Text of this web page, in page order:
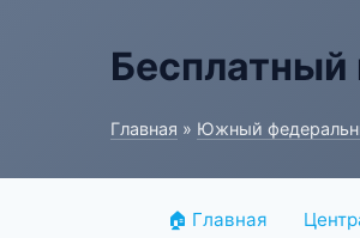
Бесплатный
Главная » Южный
🏠 Главная